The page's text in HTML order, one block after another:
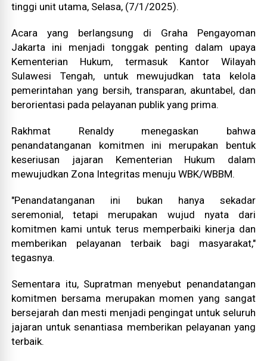
tinggi unit utama, Selasa, (7/1/2025).
Acara yang berlangsung di Graha Pengayoman
Jakarta ini menjadi tonggak penting dalam upaya
Kementerian Hukum, termasuk Kantor Wilayah
Sulawesi Tengah, untuk mewujudkan tata kelola
pemerintahan yang bersih, transparan, akuntabel, dan
berorientasi pada pelayanan publik yang prima.
Rakhmat Renaldy menegaskan bahwa
penandatanganan komitmen ini merupakan bentuk
keseriusan jajaran Kementerian Hukum dalam
mewujudkan Zona Integritas menuju WBK/WBBM.
"Penandatanganan ini bukan hanya sekadar
seremonial, tetapi merupakan wujud nyata dari
komitmen kami untuk terus memperbaiki kinerja dan
memberikan pelayanan terbaik bagi masyarakat,"
tegasnya.
Sementara itu, Supratman menyebut penandatangan
komitmen bersama merupakan momen yang sangat
bersejarah dan mesti menjadi pengingat untuk seluruh
jajaran untuk senantiasa memberikan pelayanan yang
terbaik.